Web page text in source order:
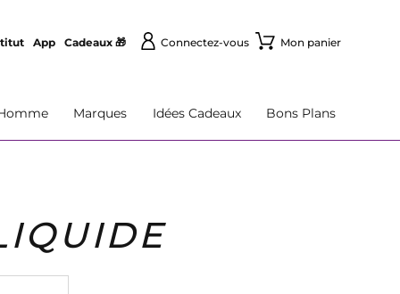
App Cadeaux 🎁 Connectez-vous Mon panier
Marques Idées Cadeaux Bons Plans